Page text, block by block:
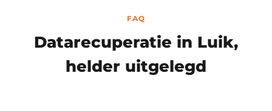
FAQ
Datarecuperatie in Luik,
helder uitgelegd